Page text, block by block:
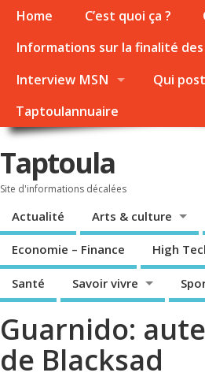
Home C’est quoi ça ?
Informations sur la finalité
Interview MSN
Qui
Taptoulannuaire
Taptoula
Site d'informations décalées
Actualité Arts & culture
Economie – Finance High
Santé Savoir vivre
Guarnido:
de Blacksad